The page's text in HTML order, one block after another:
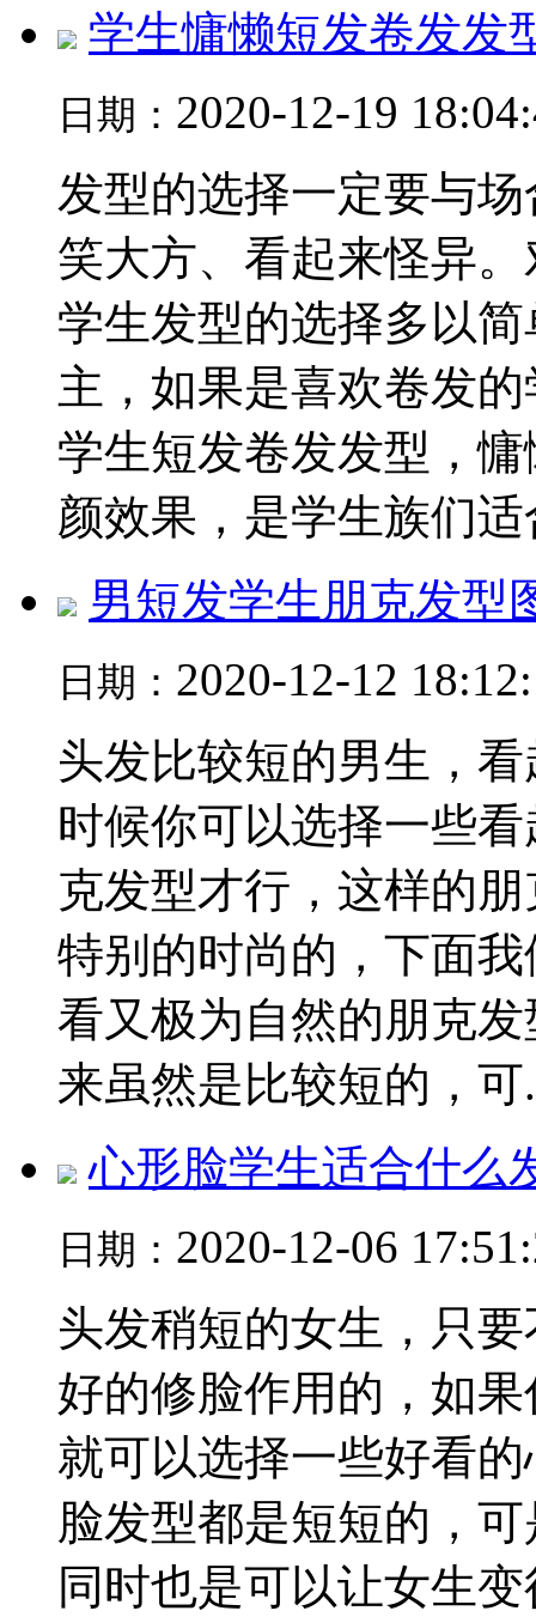
学生慵懒短发卷发发
日期： 2020-12-19
发型的选择一定要与
笑大方、看起来怪异
学生发型的选择多以
主，如果是喜欢卷发
学生短发卷发发型，
颜效果，是学生族们适
男短发学生朋克发型
日期： 2020-12-12
头发比较短的男生，
时候你可以选择一些
克发型才行，这样的
特别的时尚的，下面
看又极为自然的朋克
来虽然是比较短的，可
心形脸学生适合什么
日期： 2020-12-06
头发稍短的女生，只
好的修脸作用的，如
就可以选择一些好看
脸发型都是短短的，
同时也是可以让女生